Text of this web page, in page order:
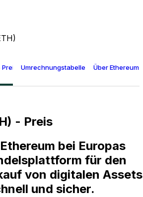
Umrechnungstabelle für Ethereum
Über Ethereum
- Preis
bei Europas
für den
von digitalen Assets
und sicher.